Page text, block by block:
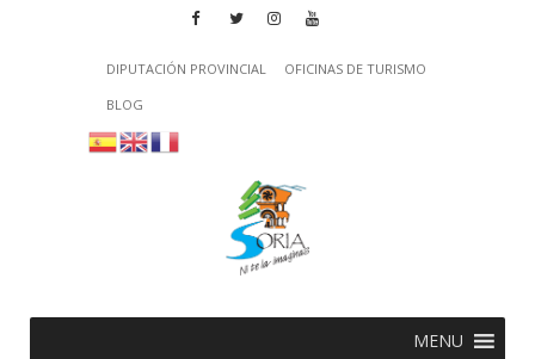
DIPUTACIÓN PROVINCIAL
OFICINAS DE TURISMO
BLOG
MENU